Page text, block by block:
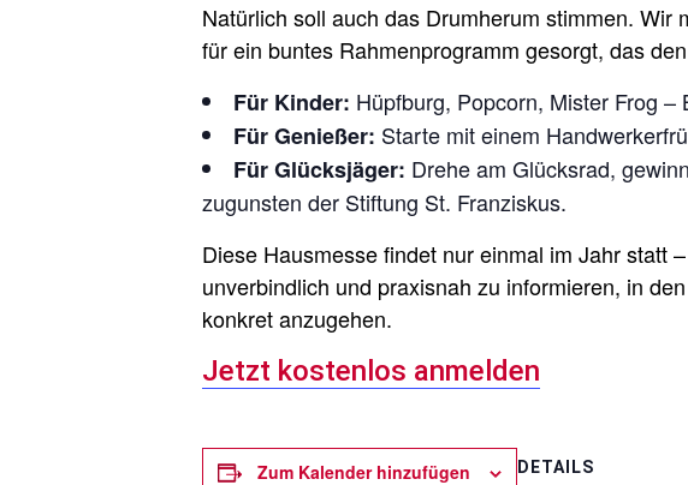
Natürlich soll auch das Drumherum stimmen.
für ein buntes Rahmenprogramm gesorgt, das
Für Kinder: Hüpfburg, Popcorn, Mister Frog
Für Genießer: Starte mit einem
Für Glücksjäger: Drehe am Glücksrad,
zugunsten der Stiftung St. Franziskus.
Diese Hausmesse findet nur einmal im Jahr statt
unverbindlich und praxisnah zu informieren, in
konkret anzugehen.
Jetzt kostenlos anmelden
Zum Kalender hinzufügen DETAILS